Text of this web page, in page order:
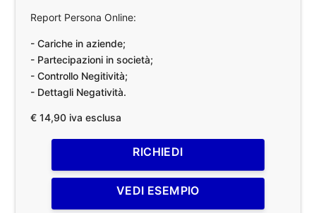
Report Persona Online:
- Cariche in aziende;
- Partecipazioni in società;
- Controllo Negitività;
- Dettagli Negatività.
€ 14,90 iva esclusa
RICHIEDI
VEDI ESEMPIO